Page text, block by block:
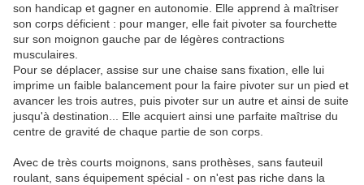
son handicap et gagner en autonomie. Elle apprend à maîtriser
son corps déficient : pour manger, elle fait pivoter sa fourchette
sur son moignon gauche par de légères contractions
musculaires.
Pour se déplacer, assise sur une chaise sans fixation, elle lui
imprime un faible balancement pour la faire pivoter sur un pied et
avancer les trois autres, puis pivoter sur un autre et ainsi de suite
jusqu'à destination... Elle acquiert ainsi une parfaite maîtrise du
centre de gravité de chaque partie de son corps.
Avec de très courts moignons, sans prothèses, sans fauteuil
roulant, sans équipement spécial - on n'est pas riche dans la